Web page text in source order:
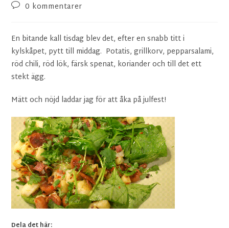
0 kommentarer
En bitande kall tisdag blev det, efter en snabb titt i
kylskåpet, pytt till middag. Potatis, grillkorv, pepparsalami,
röd chili, röd lök, färsk spenat, koriander och till det ett
stekt ägg.
Mätt och nöjd laddar jag för att åka på julfest!
Dela det här: